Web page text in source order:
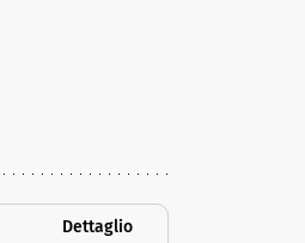
Dettaglio